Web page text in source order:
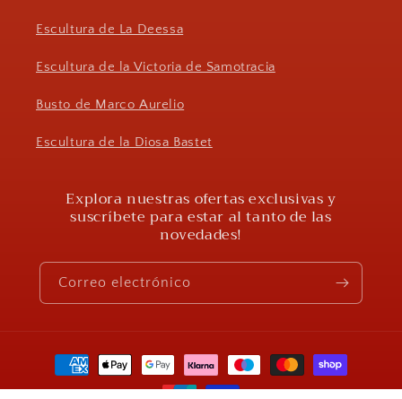
Escultura de La Deessa
Escultura de la Victoria de Samotracia
Busto de Marco Aurelio
Escultura de la Diosa Bastet
Explora nuestras ofertas exclusivas y
suscríbete para estar al tanto de las
novedades!
Correo electrónico
Formas